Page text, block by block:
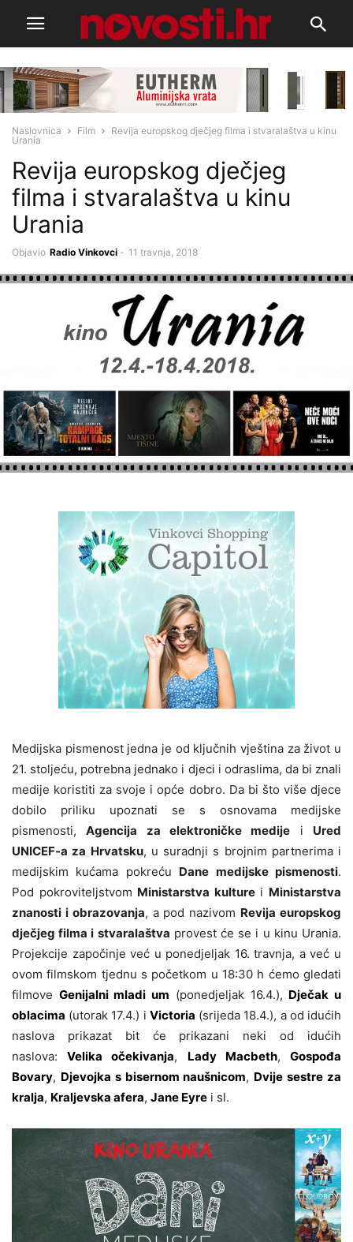
Naslovnica Film
Revija europskog dječjeg filma i stvaralaštva u kinu
Urania
Revija europskog dječjeg
filma i stvaralaštva u kinu
Urania
Objavio Radio Vinkovci - 11 travnja, 2018
Medijska pismenost jedna je od ključnih vještina za život u
21. stoljeću, potrebna jednako i djeci i odraslima, da bi znali
medije koristiti za svoje i opće dobro. Da bi što više djece
dobilo priliku upoznati se s osnovama medijske
pismenosti,Agencija za elektroničke medije i Ured
UNICEF-a za Hrvatsku, u suradnji s brojnim partnerima i
medijskim kućama pokreću Dane medijske pismenosti.
Pod pokroviteljstvom Ministarstva kulturei Ministarstva
znanosti i obrazovanja, a pod nazivom Revija europskog
dječjeg filma i stvaralaštva provest će se i u kinu Urania.
Projekcije započinje već u ponedjeljak 16. travnja, a već u
ovom filmskom tjednu s početkom u 18:30 h ćemo gledati
filmove Genijalni mladi um (ponedjeljak 16.4.), Dječak u
oblacima (utorak 17.4.) i Victoria (srijeda 18.4.), a od idućih
naslova prikazat bit će prikazani neki od idućih
naslova:Velika očekivanja, Lady Macbeth,Gospođa
Bovary, Djevojka s bisernom naušnicom, Dvije sestre za
kralja, Kraljevska afera, Jane Eyre i sl.